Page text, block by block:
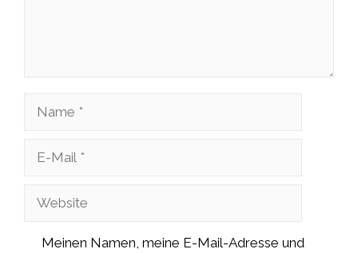
Name
Website
Meinen Namen, meine E-Mail-Adresse und